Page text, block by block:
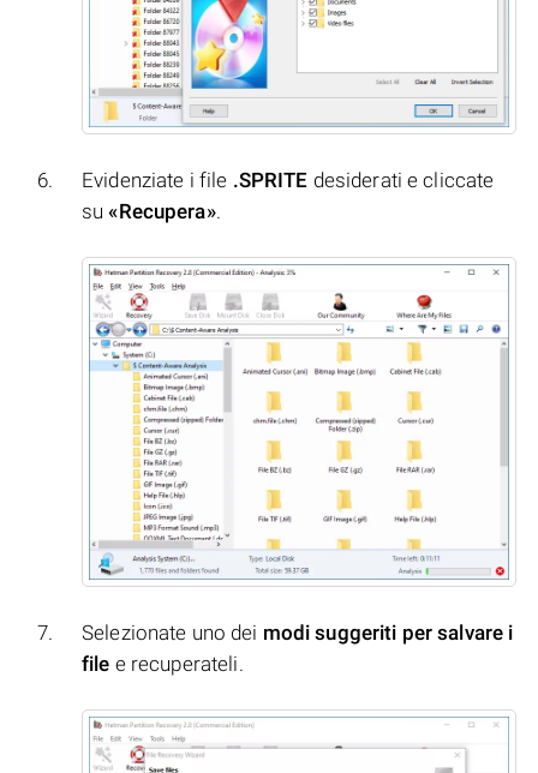
Evidenziate i file .SPRITE desiderati e cliccate
su«Recupera».
Selezionate uno dei modi suggeriti per salvare i
file e recuperateli.